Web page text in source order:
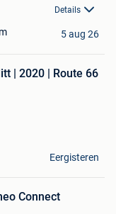
Details
5 aug 26
| 2020 | Route 66
Eergisteren
Connect